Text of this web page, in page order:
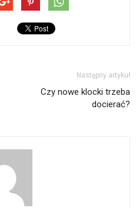
Następny artykuł
Czy nowe klocki trzeba
docierać?